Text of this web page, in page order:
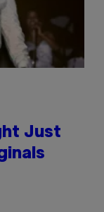
Just